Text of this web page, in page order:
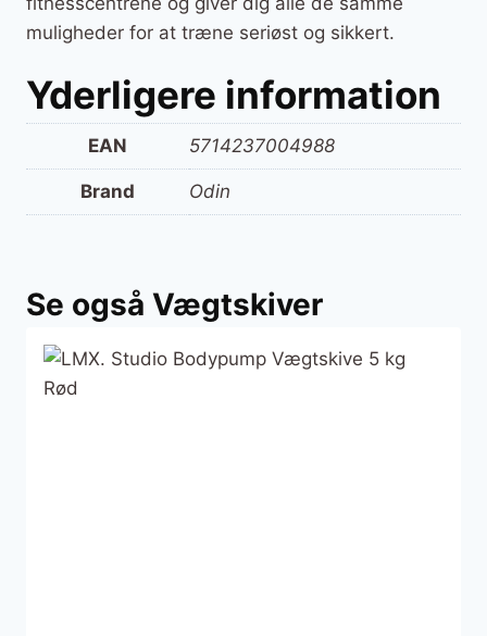
muligheder for at træne seriøst og sikkert.
Yderligere information
EAN 5714237004988
Brand Odin
Se også Vægtskiver